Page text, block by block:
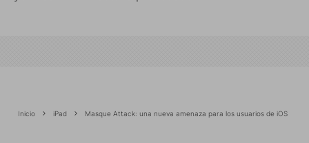
Inicio iPad Masque Attack: una nueva amenaza para los usuarios de iOS